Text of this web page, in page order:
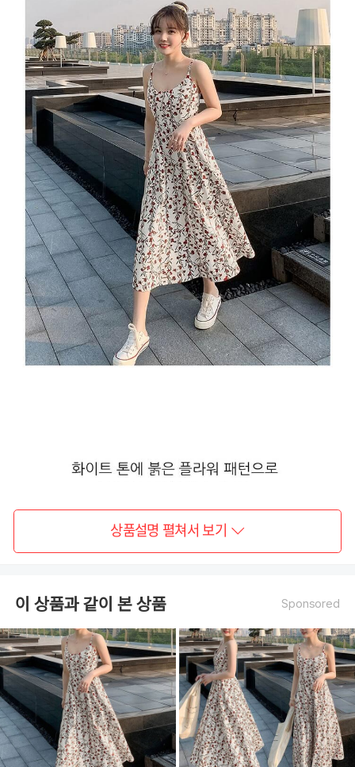
상품설명 펼쳐서 보기
이 상품과 같이 본 상품 Sponsored